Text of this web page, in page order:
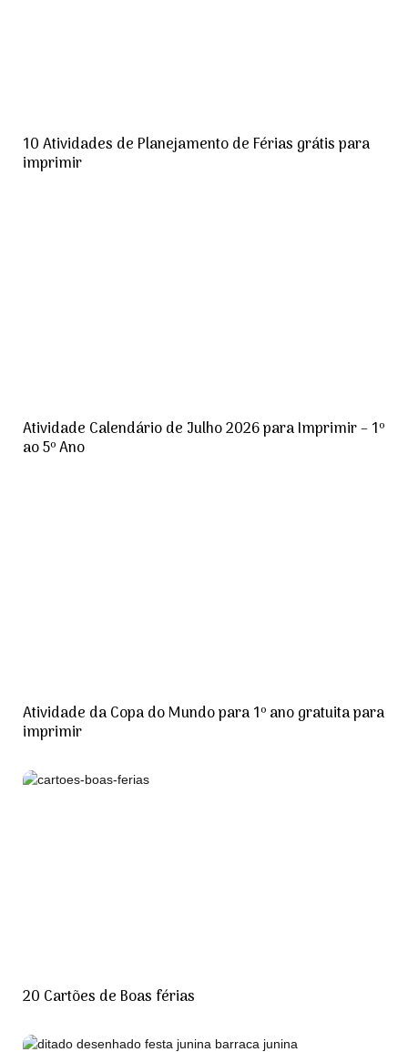
10 Atividades de Planejamento de Férias grátis para
imprimir
Atividade Calendário de Julho 2026 para Imprimir – 1º
ao 5º Ano
Atividade da Copa do Mundo para 1º ano gratuita para
imprimir
20 Cartões de Boas férias